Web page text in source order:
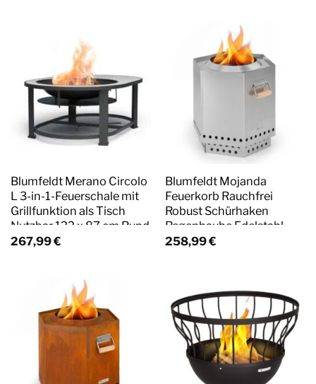
Blumfeldt Merano Circolo
L 3-in-1-Feuerschale mit
Grillfunktion als Tisch
Nutzbar 122 x 87 cm Rund
Weiß
267,99€
Blumfeldt Mojanda
Feuerkorb Rauchfrei
Robust Schürhaken
Regenhaube Edelstahl
258,99€